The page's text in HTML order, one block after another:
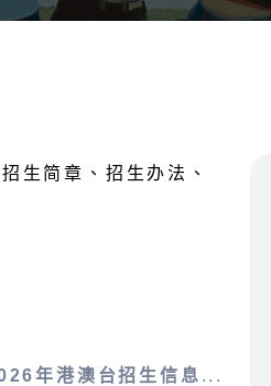
年港澳台招生信息 ...